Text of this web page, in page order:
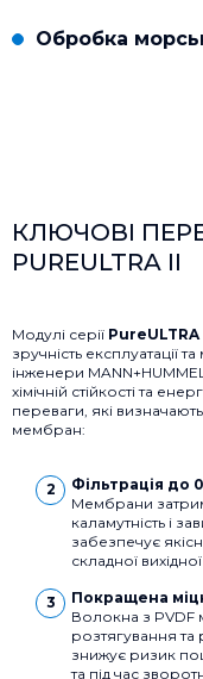
Обробка
КЛЮЧОВІ
PUREULTRA II
Модулі серії PureULTRA
зручність експлуатації
інженери
хімічній стійкості та
переваги, які
мембран:
Фільтрація до
Мембрани
каламутність і
забезпечує
складної
Покращена
Волокна з PVDF
розтягування та
знижує ризик
та під час